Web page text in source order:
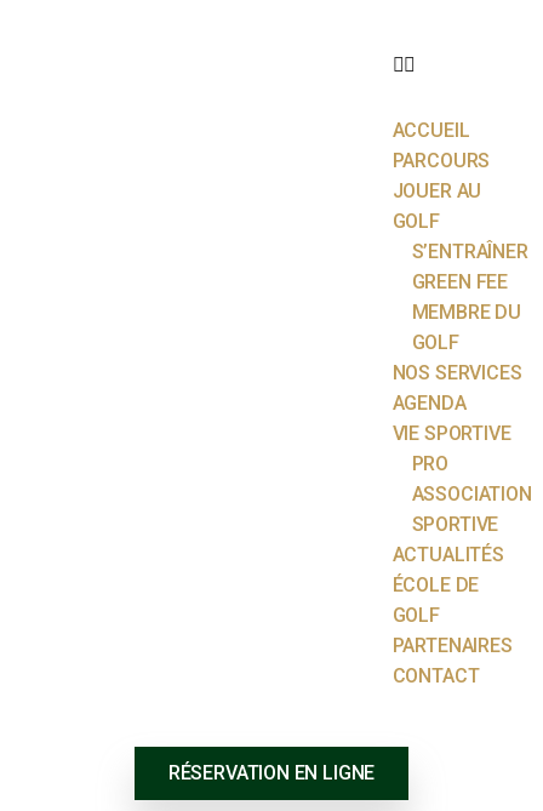
ACCUEIL
PARCOURS
JOUER AU
GOLF
S’ENTRAÎNER
GREEN FEE
MEMBRE DU
GOLF
NOS SERVICES
AGENDA
VIE SPORTIVE
PRO
ASSOCIATION
SPORTIVE
ACTUALITÉS
ÉCOLE DE
GOLF
PARTENAIRES
CONTACT
RÉSERVATION EN LIGNE